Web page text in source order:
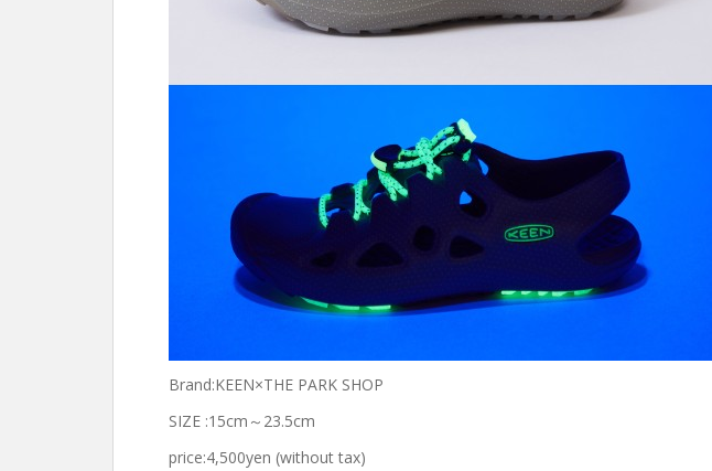
Brand:KEEN×THE PARK SHOP
SIZE :15cm～23.5cm
price:4,500yen (without tax)